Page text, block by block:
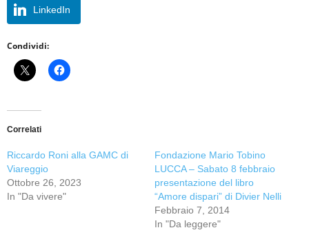
LinkedIn
Condividi:
Correlati
Riccardo Roni alla GAMC di
Viareggio
Ottobre 26, 2023
In "Da vivere"
Fondazione Mario Tobino
LUCCA – Sabato 8 febbraio
presentazione del libro
“Amore dispari” di Divier Nelli
Febbraio 7, 2014
In "Da leggere"